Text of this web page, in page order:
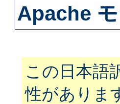
Apache
この日本語
性がありま